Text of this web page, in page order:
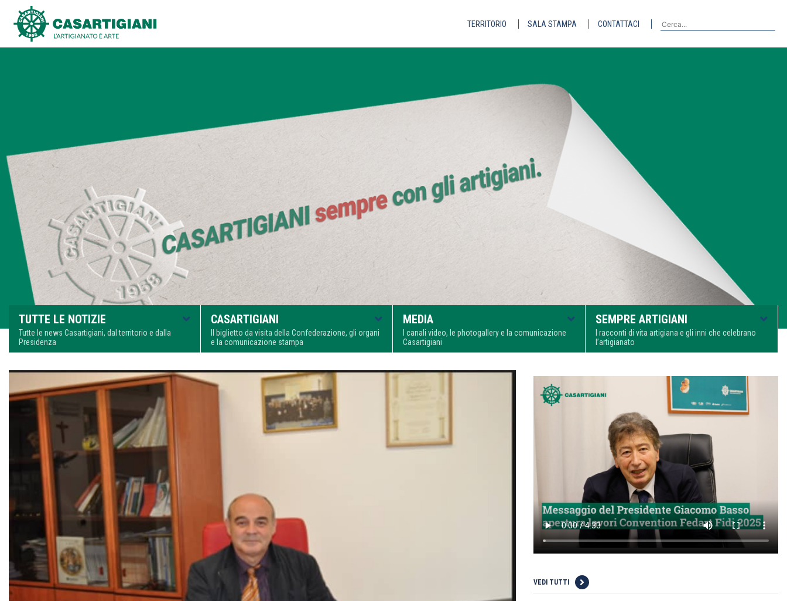
TERRITORIO SALA STAMPA CONTATTACI
TUTTE LE NOTIZIE
Tutte le news Casartigiani, dal territorio e dalla
Presidenza
CASARTIGIANI
Il biglietto da visita della Confederazione, gli organi
e la comunicazione stampa
MEDIA
I canali video, le photogallery e la comunicazione
Casartigiani
SEMPRE ARTIGIANI
I racconti di vita artigiana e gli inni che celebrano
l’artigianato
VEDI TUTTI